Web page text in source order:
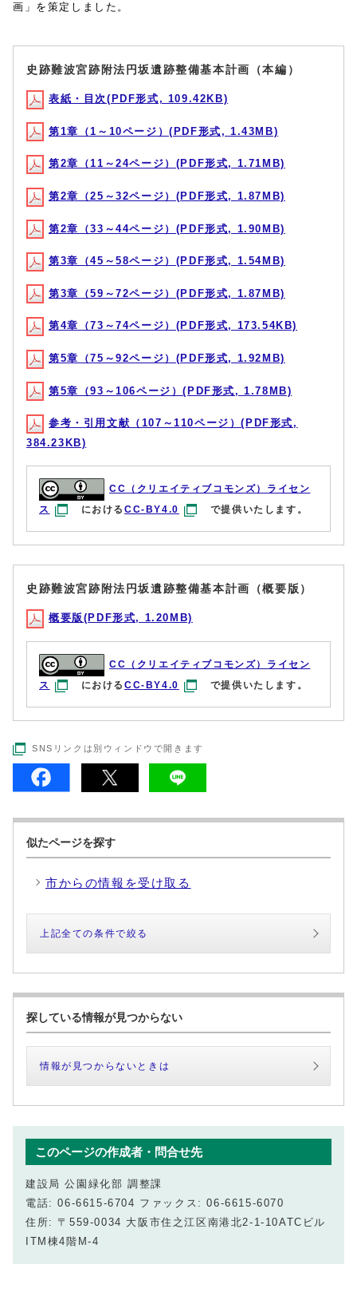
画」を策定しました。
史跡難波宮跡附法円坂遺跡整備基本計画（本編）
表紙・目次(PDF形式, 109.42KB)
第1章（1～10ページ）(PDF形式, 1.43MB)
第2章（11～24ページ）(PDF形式, 1.71MB)
第2章（25～32ページ）(PDF形式, 1.87MB)
第2章（33～44ページ）(PDF形式, 1.90MB)
第3章（45～58ページ）(PDF形式, 1.54MB)
第3章（59～72ページ）(PDF形式, 1.87MB)
第4章（73～74ページ）(PDF形式, 173.54KB)
第5章（75～92ページ）(PDF形式, 1.92MB)
第5章（93～106ページ）(PDF形式, 1.78MB)
参考・引用文献（107～110ページ）(PDF形式,
384.23KB)
CC（クリエイティブコモンズ）ライセン
ス
におけるCC-BY4.0 で提供いたします。
史跡難波宮跡附法円坂遺跡整備基本計画（概要版）
概要版(PDF形式, 1.20MB)
CC（クリエイティブコモンズ）ライセン
ス
におけるCC-BY4.0 で提供いたします。
SNSリンクは別ウィンドウで開きます
似たページを探す
市からの情報を受け取る
上記全ての条件で絞る
探している情報が見つからない
情報が見つからないときは
このページの作成者・問合せ先
建設局 公園緑化部 調整課
電話: 06-6615-6704 ファックス: 06-6615-6070
住所: 〒559-0034 大阪市住之江区南港北2-1-10ATCビル
ITM棟4階M-4